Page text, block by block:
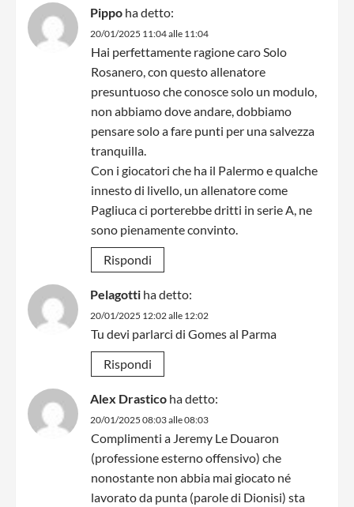
Pippo ha detto:
20/01/2025 11:04 alle 11:04
Hai perfettamente ragione caro Solo
Rosanero, con questo allenatore
presuntuoso che conosce solo un modulo,
non abbiamo dove andare, dobbiamo
pensare solo a fare punti per una salvezza
tranquilla.
Con i giocatori che ha il Palermo e qualche
innesto di livello, un allenatore come
Pagliuca ci porterebbe dritti in serie A, ne
sono pienamente convinto.
Rispondi
Pelagotti ha detto:
20/01/2025 12:02 alle 12:02
Tu devi parlarci di Gomes al Parma
Rispondi
Alex Drastico ha detto:
20/01/2025 08:03 alle 08:03
Complimenti a Jeremy Le Douaron
(professione esterno offensivo) che
nonostante non abbia mai giocato né
lavorato da punta (parole di Dionisi) sta